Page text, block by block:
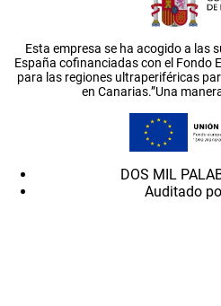
Esta empresa se ha acogido a las
España cofinanciadas con el Fondo
para las regiones ultraperiféricas
en Canarias.”Una
DOS MIL
Auditado